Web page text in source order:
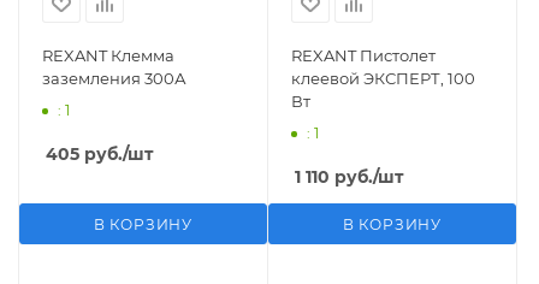
REXANT Клемма
заземления 300А
: 1
405 руб./шт
В КОРЗИНУ
REXANT Пистолет
клеевой ЭКСПЕРТ, 100
Вт
: 1
1 110 руб./шт
В КОРЗИНУ